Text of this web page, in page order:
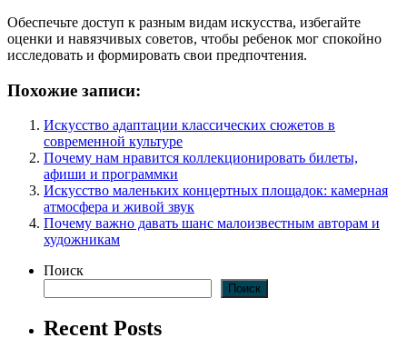
Обеспечьте доступ к разным видам искусства, избегайте
оценки и навязчивых советов, чтобы ребенок мог спокойно
исследовать и формировать свои предпочтения.
Похожие записи:
Искусство адаптации классических сюжетов в
современной культуре
Почему нам нравится коллекционировать билеты,
афиши и программки
Искусство маленьких концертных площадок: камерная
атмосфера и живой звук
Почему важно давать шанс малоизвестным авторам и
художникам
Поиск
Поиск
Recent Posts